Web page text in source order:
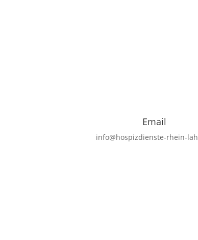
Email
info@hospizdienste-rhein-